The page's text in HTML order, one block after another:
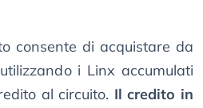
consente di acquistare da
i Linx accumulati
al circuito. Il credito in